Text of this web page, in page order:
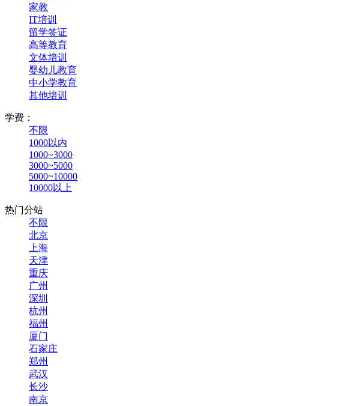
家教
IT培训
留学签证
高等教育
文体培训
婴幼儿教育
中小学教育
其他培训
学费：
不限
1000以内
1000~3000
3000~5000
5000~10000
10000以上
热门分站
不限
北京
上海
天津
重庆
广州
深圳
杭州
福州
厦门
石家庄
郑州
武汉
长沙
南京